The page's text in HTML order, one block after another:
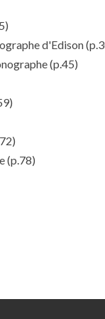
d'Edison
(p.45)
(p.78)